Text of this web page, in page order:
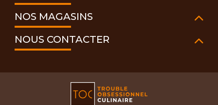
NOS MAGASINS
NOUS CONTACTER